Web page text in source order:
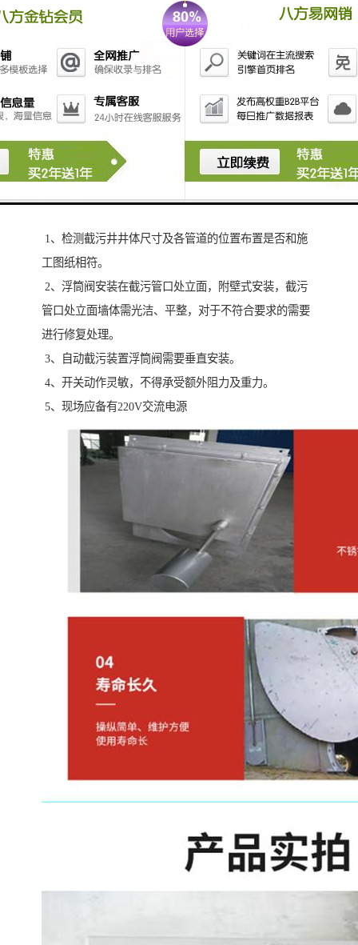
1、检测截污井井体尺寸及各管道的位置布置是否和施
工图纸相符。
2、浮筒阀安装在截污管口处立面，附壁式安装，截污
管口处立面墙体需光洁、平整，对于不符合要求的需要
进行修复处理。
3、自动截污装置浮筒阀需要垂直安装。
4、开关动作灵敏，不得承受额外阻力及重力。
5、现场应备有220V交流电源